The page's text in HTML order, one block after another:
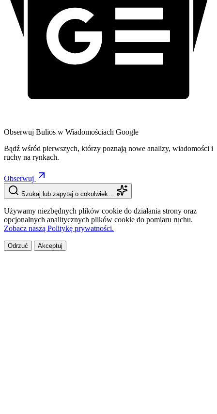
Obserwuj Bulios w Wiadomościach Google
Bądź wśród pierwszych, którzy poznają nowe analizy, wiadomości i
ruchy na rynkach.
Obserwuj
Szukaj lub zapytaj o cokolwiek…
Używamy niezbędnych plików cookie do działania strony oraz
opcjonalnych analitycznych plików cookie do pomiaru ruchu.
Zobacz naszą Politykę prywatności.
Odrzuć Akceptuj